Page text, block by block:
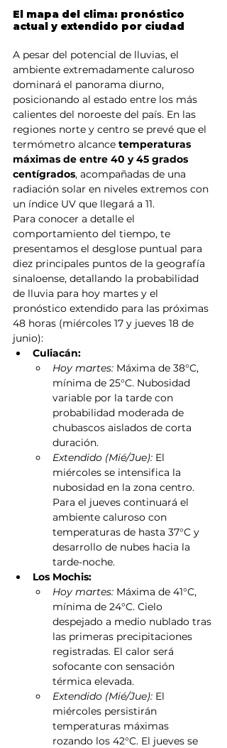
El mapa del clima: pronóstico
actual y extendido por ciudad
A pesar del potencial de lluvias, el
ambiente extremadamente caluroso
dominará el panorama diurno,
posicionando al estado entre los más
calientes del noroeste del país. En las
regiones norte y centro se prevé que el
termómetro alcance temperaturas
máximas de entre 40 y 45 grados
centígrados, acompañadas de una
radiación solar en niveles extremos con
un índice UV que llegará a 11.
Para conocer a detalle el
comportamiento del tiempo, te
presentamos el desglose puntual para
diez principales puntos de la geografía
sinaloense, detallando la probabilidad
de lluvia para hoy martes y el
pronóstico extendido para las próximas
48 horas (miércoles 17 y jueves 18 de
junio):
Culiacán:
Hoy martes: Máxima de 38°C,
mínima de 25°C. Nubosidad
variable por la tarde con
probabilidad moderada de
chubascos aislados de corta
duración.
Extendido (Mié/Jue): El
miércoles se intensifica la
nubosidad en la zona centro.
Para el jueves continuará el
ambiente caluroso con
temperaturas de hasta 37°C y
desarrollo de nubes hacia la
tarde-noche.
Los Mochis:
Hoy martes: Máxima de 41°C,
mínima de 24°C. Cielo
despejado a medio nublado tras
las primeras precipitaciones
registradas. El calor será
sofocante con sensación
térmica elevada.
Extendido (Mié/Jue): El
miércoles persistirán
temperaturas máximas
rozando los 42°C. El jueves se